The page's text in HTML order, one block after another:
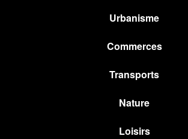
Urbanisme
Commerces
Transports
Nature
Loisirs